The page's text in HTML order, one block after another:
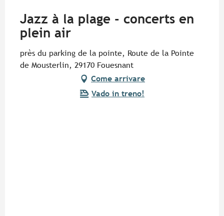
Jazz à la plage - concerts en
plein air
près du parking de la pointe, Route de la Pointe
de Mousterlin, 29170 Fouesnant
Come arrivare
Vado in treno!